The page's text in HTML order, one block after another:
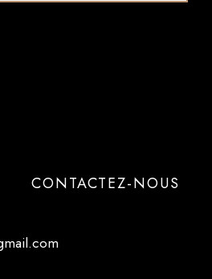
CONTACTEZ-NOUS